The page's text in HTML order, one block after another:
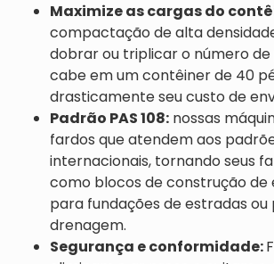
Maximize as cargas do
compactação de alta
dobrar ou triplicar o número de
cabe em um contêiner de 40
drasticamente seu custo de
Padrão PAS 108: nossas
fardos que atendem aos
internacionais, tornando seus
como blocos de construção de
para fundações de estradas
drenagem.
Segurança e conformidade: